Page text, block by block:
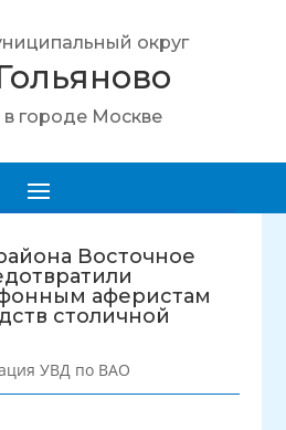
округ
в городе Москве
Восточное
аферистам
столичной
УВД по ВАО